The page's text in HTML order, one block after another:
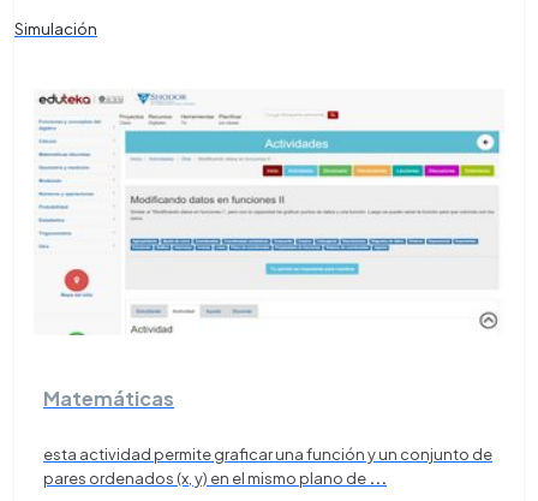
Simulación
Matemáticas
esta actividad permite graficar una función y un conjunto de
pares ordenados (x, y) en el mismo plano de ...